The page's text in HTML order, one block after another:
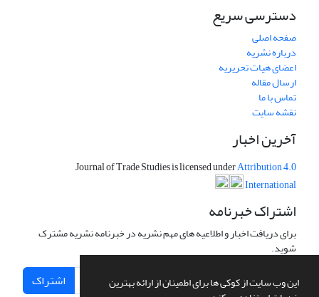
این وب سایت از کوکی ها برای اطمینان از ارائه بهترین
دسترسی سریع
صفحه اصلی
درباره نشریه
اعضای هیات تحریریه
ارسال مقاله
تماس با ما
نقشه سایت
آخرین اخبار
Journal of Trade Studies is licensed underAttribution 4.0
International
اشتراک خبرنامه
برای دریافت اخبار و اطلاعیه های مهم نشریه در خبرنامه نشریه مشترک
شوید.
اشتراک